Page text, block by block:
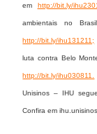
em http://bit.ly/
ambientais no
http://bit.ly/ihu131211;
luta contra Belo
http://bit.ly/ihu030811.
Unisinos – IHU
Confira em